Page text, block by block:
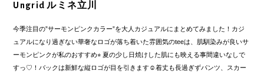
Ungrid ルミネ立川
今季注目の”サーモンピンクカラー”を大人カジュアルにまとめてみました！カジ
ュアルになり過ぎない華奢なロゴが落ち着いた雰囲気のteeは、肌馴染みが良いサ
ーモンピンクが私のおすすめ⭐︎ 夏の少し日焼けした肌にも映える事間違いなしで
すっ♡！バックは新鮮な縦ロゴが目を引きます☺︎着丈も長過ぎずパンツ、スカー